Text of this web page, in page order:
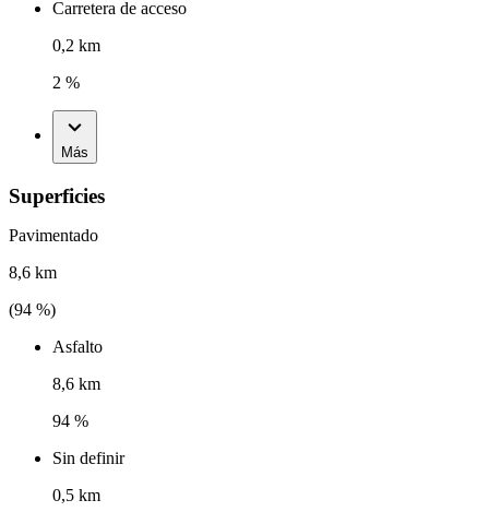
Carretera de acceso
0,2 km
2 %
Más
Superficies
Pavimentado
8,6 km
(94 %)
Asfalto
8,6 km
94 %
Sin definir
0,5 km